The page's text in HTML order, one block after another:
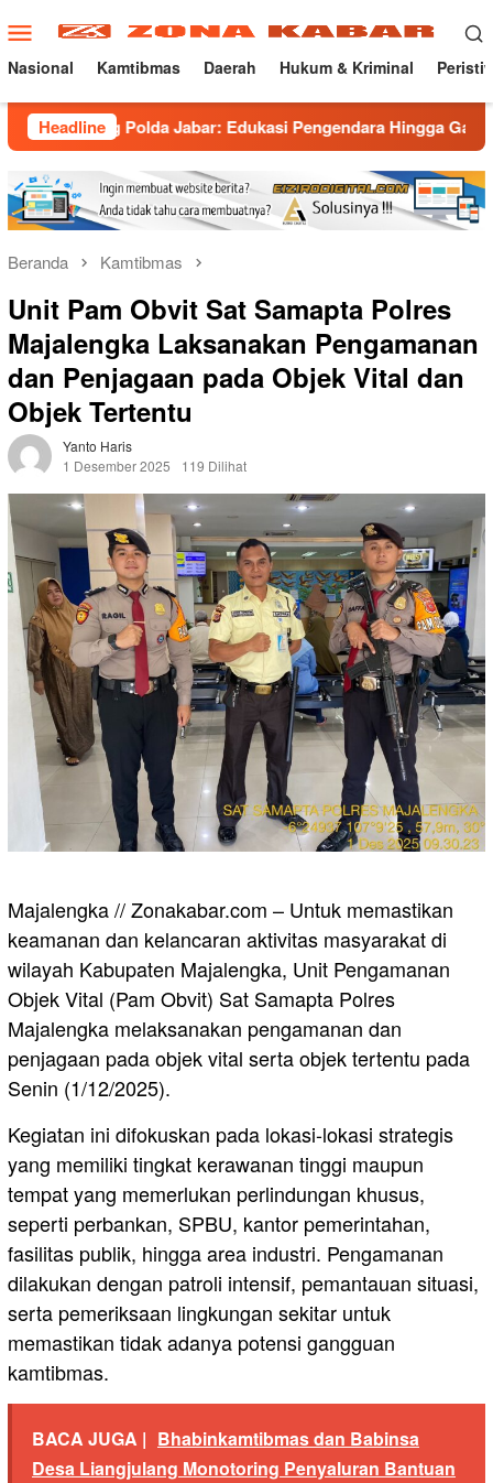
ke
konten
Menu
Mobile
Nasional Kamtibmas Daerah Hukum & Kriminal
Headline
Jabar: Edukasi Pengendara Hingga Ganti Knalpot
Beranda Kamtibmas
Unit Pam Obvit Sat Samapta Polres
Majalengka Laksanakan Pengamanan
dan Penjagaan pada Objek Vital dan
Objek Tertentu
Yanto Haris
1 Desember 2025
119 Dilihat
Majalengka // Zonakabar.com – Untuk memastikan
keamanan dan kelancaran aktivitas masyarakat di
wilayah Kabupaten Majalengka, Unit Pengamanan
Objek Vital (Pam Obvit) Sat Samapta Polres
Majalengka melaksanakan pengamanan dan
penjagaan pada objek vital serta objek tertentu pada
Senin (1/12/2025).
Kegiatan ini difokuskan pada lokasi-lokasi strategis
yang memiliki tingkat kerawanan tinggi maupun
tempat yang memerlukan perlindungan khusus,
seperti perbankan, SPBU, kantor pemerintahan,
fasilitas publik, hingga area industri. Pengamanan
dilakukan dengan patroli intensif, pemantauan situasi,
serta pemeriksaan lingkungan sekitar untuk
memastikan tidak adanya potensi gangguan
kamtibmas.
BACA JUGA | Bhabinkamtibmas dan Babinsa
Desa Liangjulang Monotoring Penyaluran Bantuan